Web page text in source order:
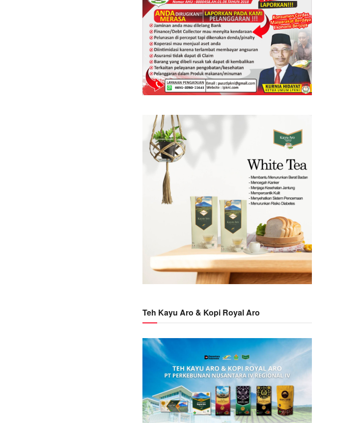
Teh Kayu Aro & Kopi Royal Aro